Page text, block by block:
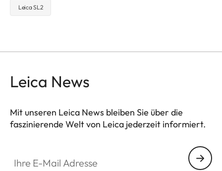
Leica SL2
Leica News
Mit unseren Leica News bleiben Sie über die
faszinierende Welt von Leica jederzeit informiert.